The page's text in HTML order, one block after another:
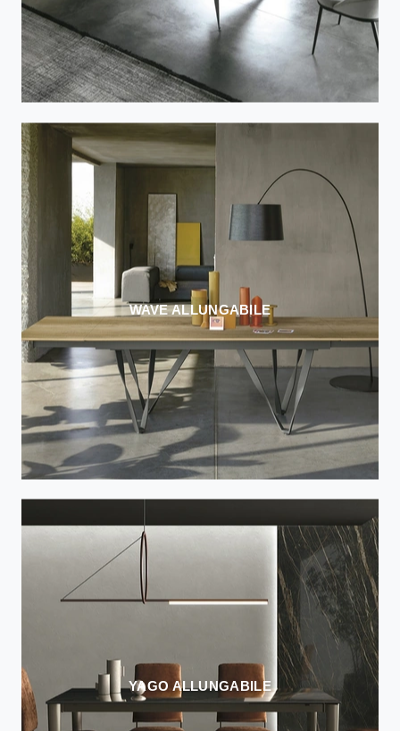
WAVE ALLUNGABILE
YAGO ALLUNGABILE